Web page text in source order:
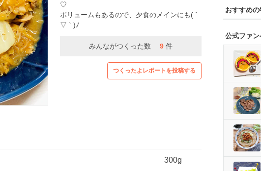
♡
ボリュームもあるので、夕食のメインにも( ´
▽ ` )ﾉ
みんながつくった数 9 件
つくったよレポートを投稿する
300g
おすすめ
公式ファ